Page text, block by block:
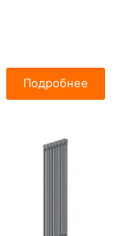
Подробнее